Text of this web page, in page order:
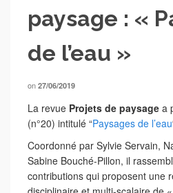
paysage : «
de l’eau »
on 27/06/2019
La revue Projets de paysage a
(n°20) intitulé “Paysages de l’eau
Coordonné par Sylvie Servain,
Sabine Bouché-Pillon, il
contributions qui proposent une